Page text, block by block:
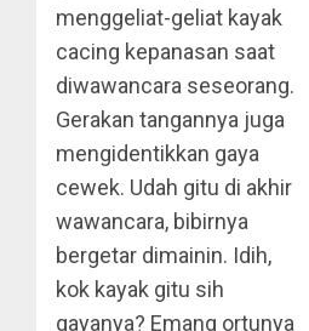
menggeliat-geliat kayak
cacing kepanasan saat
diwawancara seseorang.
Gerakan tangannya juga
mengidentikkan gaya
cewek. Udah gitu di akhir
wawancara, bibirnya
bergetar dimainin. Idih,
kok kayak gitu sih
gayanya? Emang ortunya